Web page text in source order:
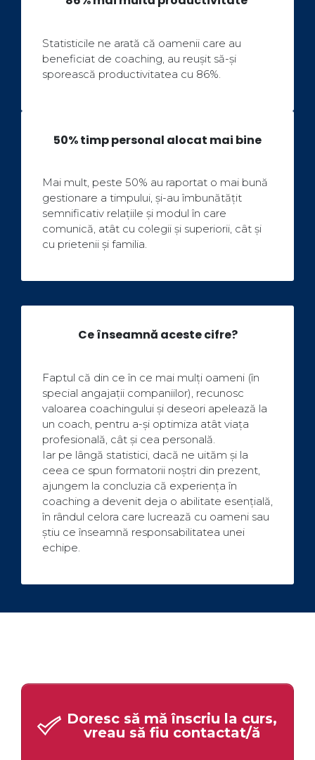
Statisticile ne arată că oamenii care au
beneficiat de coaching, au reușit să-și
sporească productivitatea cu 86%.
50% timp personal alocat mai bine
Mai mult, peste 50% au raportat o mai bună
gestionare a timpului, și-au îmbunătățit
semnificativ relațiile și modul în care
comunică, atât cu colegii și superiorii, cât și
cu prietenii și familia.
Ce înseamnă aceste cifre?
Faptul că din ce în ce mai mulți oameni (în
special angajații companiilor), recunosc
valoarea coachingului și deseori apelează la
un coach, pentru a-și optimiza atât viața
profesională, cât și cea personală.
Iar pe lângă statistici, dacă ne uităm și la
ceea ce spun formatorii noștri din prezent,
ajungem la concluzia că experiența în
coaching a devenit deja o abilitate esențială,
în rândul celora care lucrează cu oameni sau
știu ce înseamnă responsabilitatea unei
echipe.
Doresc să mă înscriu la curs,
vreau să fiu contactat/ă